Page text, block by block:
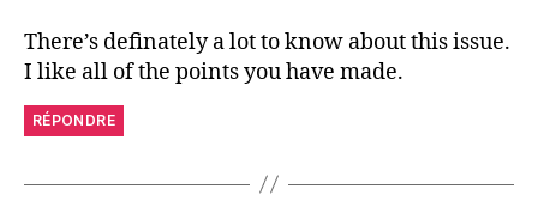
There’s definately a lot to know about this issue.
I like all of the points you have made.
RÉPONDRE